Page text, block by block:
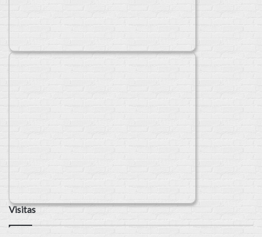
Visitas